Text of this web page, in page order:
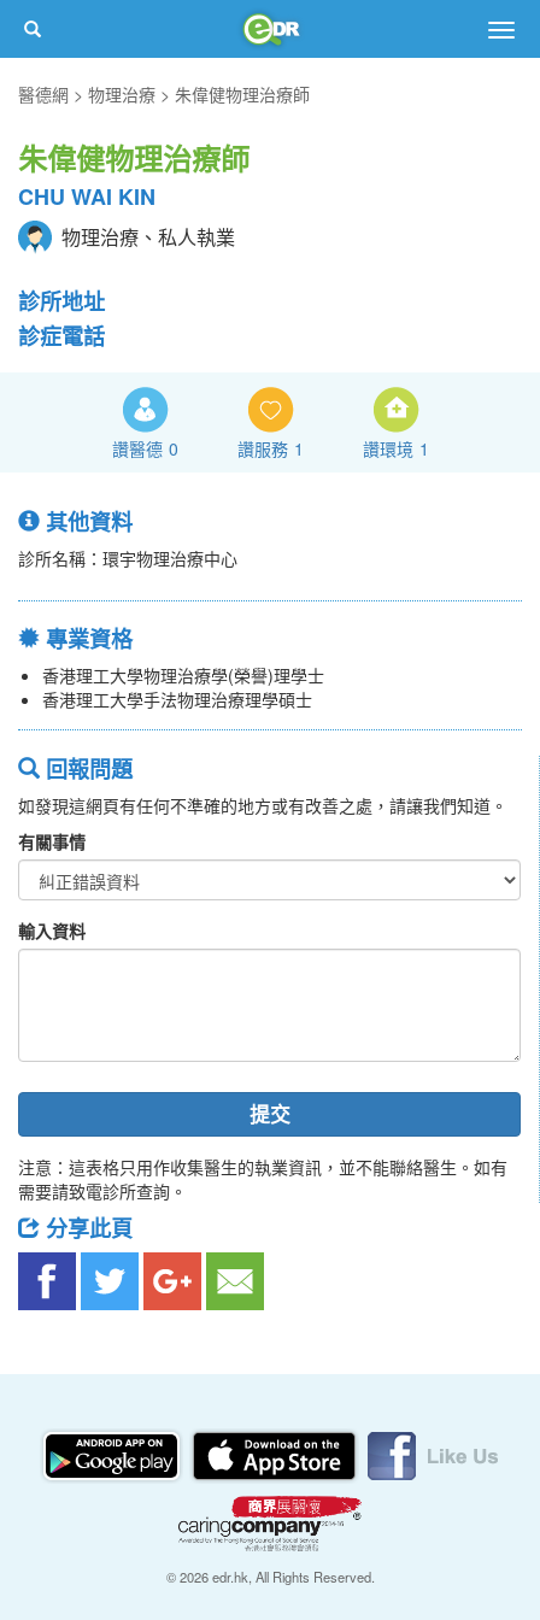
醫德網
物理治療 朱偉健物理治療師
朱偉健物理治療師
CHU WAI KIN
物理治療、私人執業
診所地址
診症電話
讚醫德 0 讚服務 1 讚環境 1
其他資料
診所名稱：環宇物理治療中心
專業資格
香港理工大學物理治療學(榮譽)理學士
香港理工大學手法物理治療理學碩士
回報問題
如發現這網頁有任何不準確的地方或有改善之處，請讓我們知道。
有關事情
輸入資料
提交
注意：這表格只用作收集醫生的執業資訊，並不能聯絡醫生。如有
需要請致電診所查詢。
分享此頁
© 2026 edr.hk, All Rights Reserved.